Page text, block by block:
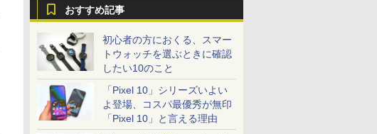
おすすめ記事
初心者の方におくる、スマー
トウォッチを選ぶときに確認
したい10のこと
「Pixel 10」シリーズいよい
よ登場、コスパ最優秀が無印
「Pixel 10」と言える理由